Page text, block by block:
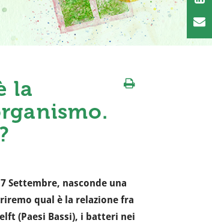
la
Settembre, nasconde una
qual è la relazione fra
(Paesi Bassi), i batteri nei